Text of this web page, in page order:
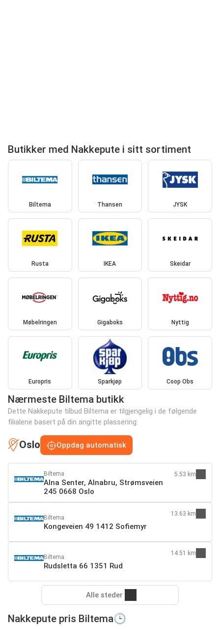
Butikker med Nakkepute i sitt sortiment
Biltema Thansen JYSK
Rusta IKEA Skeidar
Møbelringen Gigaboks Nyttig
Europris Sparkjøp Coop Obs
Nærmeste Biltema butikk
Dette Nakkepute tilbud Biltema er tilgjengelig i de følgende
filialene basert på din angitte plassering:
Oslo Oppdag automatisk
Biltema
Alna Senter, Alnabru, Strømsveien
245 0668 Oslo
5.53 km
Biltema
Kongeveien 49 1412 Sofiemyr
13.63 km
Biltema
Rudsletta 66 1351 Rud
14.51 km
Alle steder
Nakkepute pris Biltema🕒